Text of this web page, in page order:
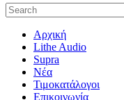
Αρχική
Lithe Audio
Supra
Νέα
Τιμοκατάλογοι
Επικοινωνία